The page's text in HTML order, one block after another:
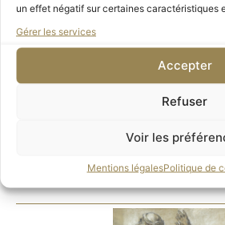
un effet négatif sur certaines caractéristiques
Gérer les services
Accepter
Refuser
Voir les
Mentions légalesPolitique de
Henry de Groux, Bonaparte, 1895,
RMN-Grand Palais / Patrice
EN SAVOIR